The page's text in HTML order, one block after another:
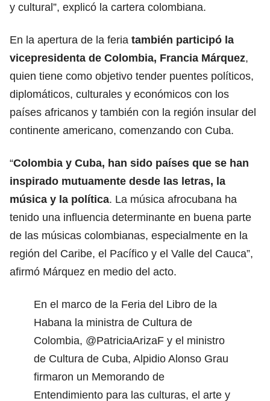
y cultural”, explicó la cartera colombiana.
En la apertura de la feria también participó la
vicepresidenta de Colombia, Francia Márquez,
quien tiene como objetivo tender puentes políticos,
diplomáticos, culturales y económicos con los
países africanos y también con la región insular del
continente americano, comenzando con Cuba.
“Colombia y Cuba, han sido países que se han
inspirado mutuamente desde las letras, la
música y la política. La música afrocubana ha
tenido una influencia determinante en buena parte
de las músicas colombianas, especialmente en la
región del Caribe, el Pacífico y el Valle del Cauca”,
afirmó Márquez en medio del acto.
En el marco de la Feria del Libro de la
Habana la ministra de Cultura de
Colombia, @PatriciaArizaF y el ministro
de Cultura de Cuba, Alpidio Alonso Grau
firmaron un Memorando de
Entendimiento para las culturas, el arte y